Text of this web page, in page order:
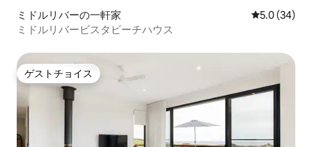
ミドルリバーの一軒家 レビュー34
5.0 (34)
ミドルリバービスタビーチハウス
ゲストチョイス
ゲストチョイス